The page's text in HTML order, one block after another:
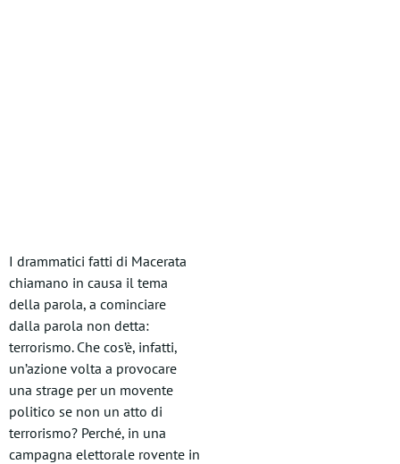
I drammatici fatti di Macerata
chiamano in causa il tema
della parola, a cominciare
dalla parola non detta:
terrorismo. Che cos’è, infatti,
un’azione volta a provocare
una strage per un movente
politico se non un atto di
terrorismo? Perché, in una
campagna elettorale rovente in